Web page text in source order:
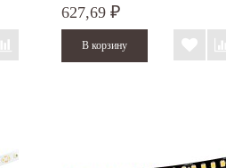
627,69 ₽